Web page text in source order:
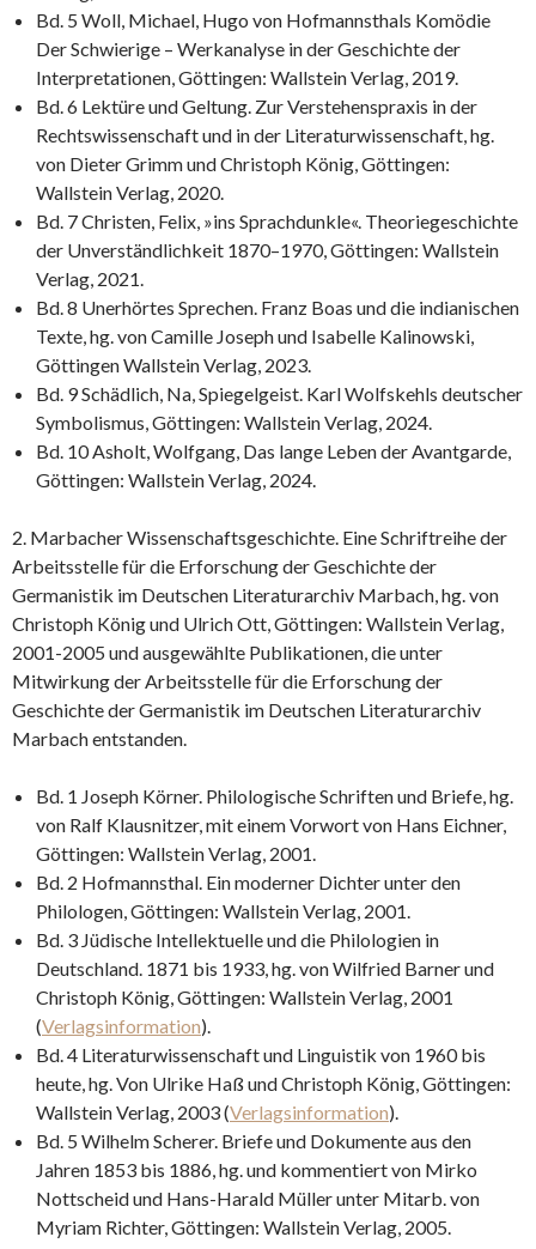
Bd. 5 Woll, Michael, Hugo von Hofmannsthals Komödie
Der Schwierige – Werkanalyse in der Geschichte der
Interpretationen, Göttingen: Wallstein Verlag, 2019.
Bd. 6 Lektüre und Geltung. Zur Verstehenspraxis in der
Rechtswissenschaft und in der Literaturwissenschaft, hg.
von Dieter Grimm und Christoph König, Göttingen:
Wallstein Verlag, 2020.
Bd. 7 Christen, Felix, »ins Sprachdunkle«. Theoriegeschichte
der Unverständlichkeit 1870–1970, Göttingen: Wallstein
Verlag, 2021.
Bd. 8 Unerhörtes Sprechen. Franz Boas und die indianischen
Texte, hg. von Camille Joseph und Isabelle Kalinowski,
Göttingen Wallstein Verlag, 2023.
Bd. 9 Schädlich, Na, Spiegelgeist. Karl Wolfskehls deutscher
Symbolismus, Göttingen: Wallstein Verlag, 2024.
Bd. 10 Asholt, Wolfgang, Das lange Leben der Avantgarde,
Göttingen: Wallstein Verlag, 2024.
2. Marbacher Wissenschaftsgeschichte. Eine Schriftreihe der
Arbeitsstelle für die Erforschung der Geschichte der
Germanistik im Deutschen Literaturarchiv Marbach, hg. von
Christoph König und Ulrich Ott, Göttingen: Wallstein Verlag,
2001-2005 und ausgewählte Publikationen, die unter
Mitwirkung der Arbeitsstelle für die Erforschung der
Geschichte der Germanistik im Deutschen Literaturarchiv
Marbach entstanden.
Bd. 1 Joseph Körner. Philologische Schriften und Briefe, hg.
von Ralf Klausnitzer, mit einem Vorwort von Hans Eichner,
Göttingen: Wallstein Verlag, 2001.
Bd. 2 Hofmannsthal. Ein moderner Dichter unter den
Philologen, Göttingen: Wallstein Verlag, 2001.
Bd. 3 Jüdische Intellektuelle und die Philologien in
Deutschland. 1871 bis 1933, hg. von Wilfried Barner und
Christoph König, Göttingen: Wallstein Verlag, 2001
(Verlagsinformation).
Bd. 4 Literaturwissenschaft und Linguistik von 1960 bis
heute, hg. Von Ulrike Haß und Christoph König, Göttingen:
Wallstein Verlag, 2003 (Verlagsinformation).
Bd. 5 Wilhelm Scherer. Briefe und Dokumente aus den
Jahren 1853 bis 1886, hg. und kommentiert von Mirko
Nottscheid und Hans-Harald Müller unter Mitarb. von
Myriam Richter, Göttingen: Wallstein Verlag, 2005.